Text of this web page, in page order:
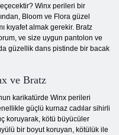
Winx perileri bir
Bloom ve Flora güzel
kıyafet almak gerekir. Bratz
ve size uygun pantolon ve
güzellik dans pistinde bir bacak
ve Bratz
karikatürde Winx perileri
güçlü kurnaz cadılar sihirli
koruyarak, kötü büyücüler
bir boyut koruyan, kötülük ile